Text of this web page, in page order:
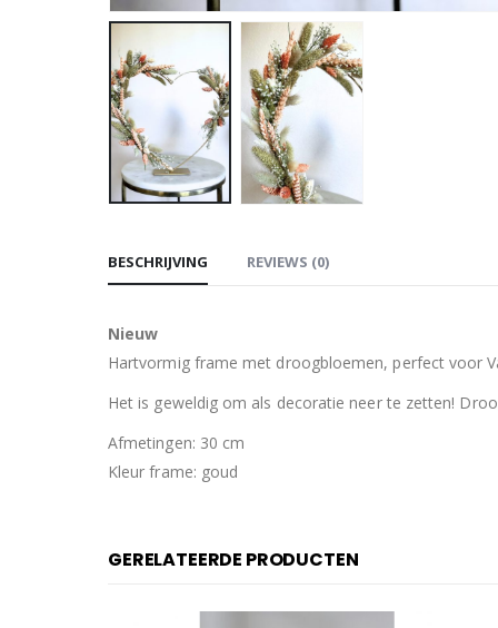
BESCHRIJVING REVIEWS (0)
Nieuw
Hartvormig frame met droogbloemen, perfect voor
Het is geweldig om als decoratie neer te zetten!
Afmetingen: 30 cm
Kleur frame: goud
GERELATEERDE PRODUCTEN